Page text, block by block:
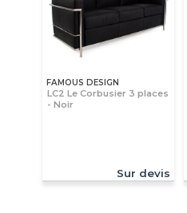
FAMOUS DESIGN
LC2 Le Corbusier 3 places
- Noir
Sur devis